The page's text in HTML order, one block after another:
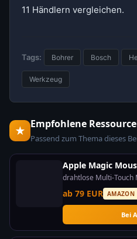
11 Händlern vergleichen.
Tags: Bohrer Bosch
Werkzeug
★ Empfohlene
Passend zum Thema dieses
Apple Magic
drahtlose Multi-Touch
ab 79 EUR AMAZON
Bei